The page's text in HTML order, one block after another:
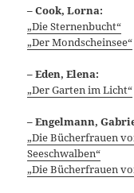
– Cook, Lorna:
„Die Sternenbucht“
„Der Mondscheinsee“
– Eden, Elena:
„Der Garten im Licht“
– Engelmann,
„Die Bücherfrauen
Seeschwalben“
„Die Bücherfrauen